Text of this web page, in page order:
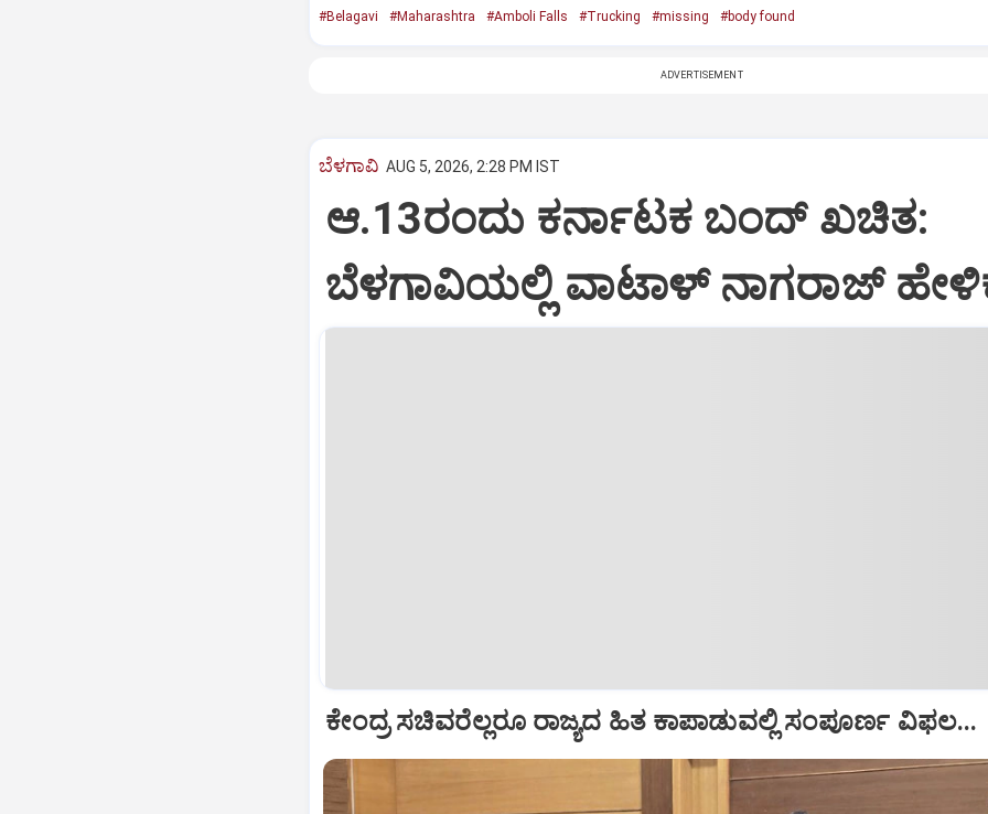
#Belagavi #Maharashtra #Amboli Falls #Trucking #missing #body found
ADVERTISEMENT
ಬೆಳಗಾವಿ AUG 5, 2026, 2:28 PM IST
ಆ.13ರಂದು ಕರ್ನಾಟಕ ಬಂದ್ ಖಚಿತ:
ಬೆಳಗಾವಿಯಲ್ಲಿ ವಾಟಾಳ್ ನಾಗರಾಜ್
ಕೇಂದ್ರ ಸಚಿವರೆಲ್ಲರೂ ರಾಜ್ಯದ ಹಿತ ಕಾಪಾಡುವಲ್ಲಿ ಸಂಪೂರ್ಣ ವಿಫಲ...